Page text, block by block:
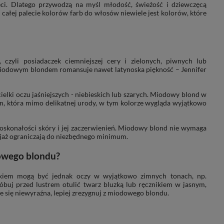
Dlatego przywodzą na myśl młodość, świeżość i dziewczęcą
palecie kolorów farb do włosów niewiele jest kolorów, które
posiadaczek ciemniejszej cery i zielonych, piwnych lub
blondem romansuje nawet latynoska piękność – Jennifer
oczu jaśniejszych - niebieskich lub szarych. Miodowy blond w
która mimo delikatnej urody, w tym kolorze wygląda wyjątkowo
skóry i jej zaczerwienień. Miodowy blond nie wymaga
ograniczają do niezbędnego minimum.
blondu?
mogą być jednak oczy w wyjątkowo zimnych tonach, np.
przed lustrem otulić twarz bluzką lub ręcznikiem w jasnym,
się niewyraźna, lepiej zrezygnuj z miodowego blondu.